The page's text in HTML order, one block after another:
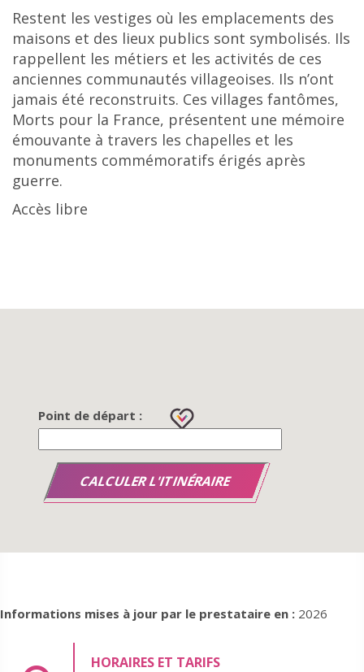
Restent les vestiges où les emplacements des
maisons et des lieux publics sont symbolisés. Ils
rappellent les métiers et les activités de ces
anciennes communautés villageoises. Ils n’ont
jamais été reconstruits. Ces villages fantômes,
Morts pour la France, présentent une mémoire
émouvante à travers les chapelles et les
monuments commémoratifs érigés après
guerre.
Accès libre
Point de départ :
Informations mises à jour par le prestataire en : 2026
HORAIRES ET TARIFS